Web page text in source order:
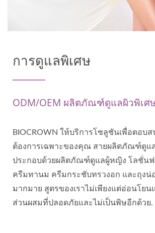
การดูแลพิเศษ
ODM/OEM ผลิตภัณฑ์ดูแลผิวพิเศ
BIOCROWN ให้บริการโซลูชันเพื่อตอบ
ต้องการเฉพาะของคุณ สายผลิตภัณฑ์ดูแล
ประกอบด้วยผลิตภัณฑ์ดูแลผู้หญิง โลชั่นฟ
ครีมทานม ครีมกระชับทรวงอก และถุงน่
มากมาย สูตรของเราไม่เพียงแต่อ่อนโยน
ส่วนผสมที่ปลอดภัยและไม่เป็นพิษอีกด้วย.